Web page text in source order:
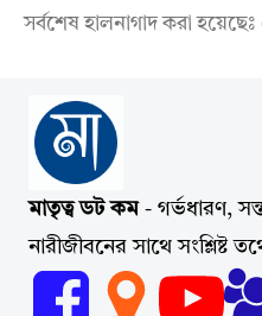
সর্বশেষ হালনাগাদ করা হয়েছেঃ
মাতৃত্ব ডট কম- গর্ভধারণ,
নারীজীবনের সাথে সংশ্লিষ্ট